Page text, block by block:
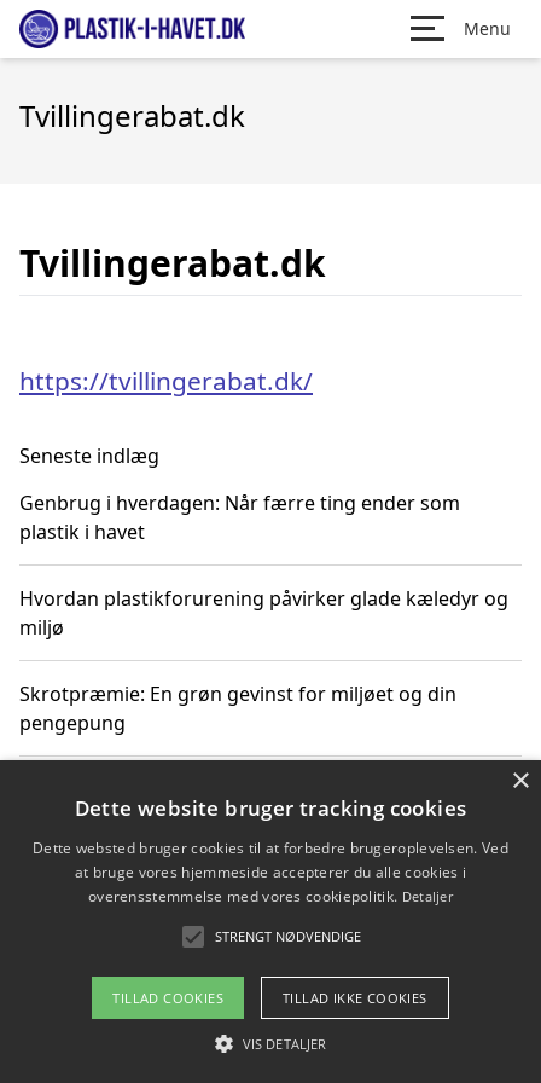
Menu
Tvillingerabat.dk
Tvillingerabat.dk
https://tvillingerabat.dk/
Seneste indlæg
Genbrug i hverdagen: Når færre ting ender som
plastik i havet
Hvordan plastikforurening påvirker glade kæledyr og
miljø
Skrotpræmie: En grøn gevinst for miljøet og din
pengepung
Hvordan blåfade med rist kan hjælpe med at reducere
plastik i havet
Spil kasinospil på et troværdigt online casino: Din
guide til sikker og sjov underholdning
Copyright 2026 - Pilanto Aps
Om / kontakt
×
Dette website bruger tracking cookies
Dette websted bruger cookies til at forbedre brugeroplevelsen. Ved
at bruge vores hjemmeside accepterer du alle cookies i
overensstemmelse med vores cookiepolitik. Detaljer
STRENGT NØDVENDIGE
TILLAD COOKIES TILLAD IKKE COOKIES
VIS DETALJER